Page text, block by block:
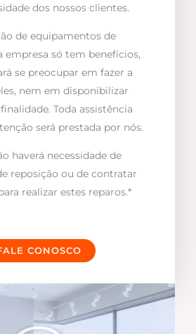
dos nossos clientes.
de equipamentos de
empresa só tem benefícios,
se preocupar em fazer a
nem em disponibilizar
Toda assistência
será prestada por nós.
haverá necessidade de
reposição ou de contratar
realizar estes reparos.*
CONOSCO